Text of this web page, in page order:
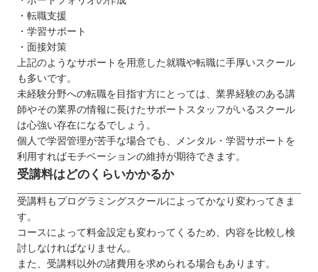
・転職支援
・学習サポート
・面接対策
上記のようなサポートを用意した就職や転職に手厚いスクール
も多いです。
未経験分野への転職を目指す方にとっては、業界経験のある講
師やその業界の情報に長けたサポートスタッフがいるスクール
は心強い存在になるでしょう。
個人で学習管理が苦手な場合でも、メンタル・学習サポートを
利用すればモチベーションの維持が期待できます。
受講料はどのくらいかかるか
受講料もプログラミングスクールによってかなり変わってきま
す。
コースによって料金設定も変わってくるため、内容を比較し検
討しなければなりません。
また、受講料以外の諸費用を求められる場合もあります。